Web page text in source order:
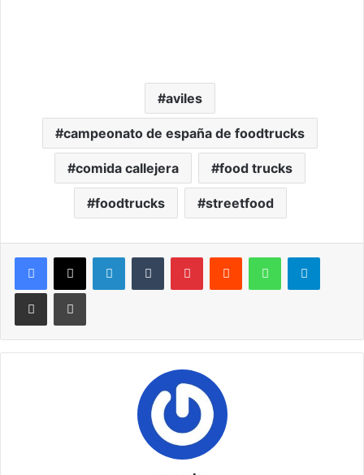
aviles
campeonato de españa de foodtrucks
comida callejera food trucks
foodtrucks streetfood